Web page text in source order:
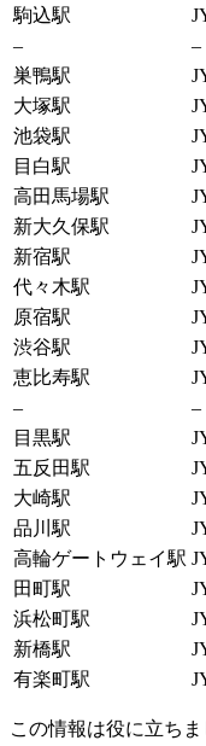
駒込駅
–
–
巣鴨駅
大塚駅
池袋駅
目白駅
高田馬場駅
新大久保駅
新宿駅
代々木駅
原宿駅
渋谷駅
恵比寿駅
–
–
目黒駅
五反田駅
大崎駅
品川駅
高輪ゲートウェイ駅
田町駅
浜松町駅
新橋駅
有楽町駅
この情報は役に立ちま